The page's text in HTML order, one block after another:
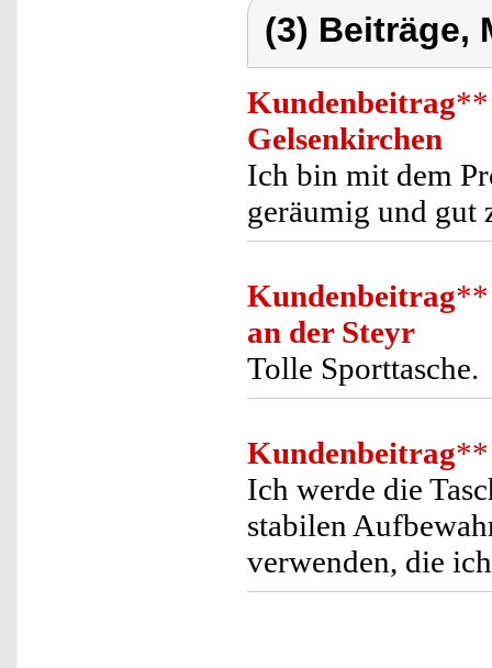
(3) Beiträge,
Kundenbeitrag**
Gelsenkirchen
Ich bin mit dem
geräumig und gut
Kundenbeitrag**
an der Steyr
Tolle Sporttasche.
Kundenbeitrag**
Ich werde die
stabilen
verwenden, die